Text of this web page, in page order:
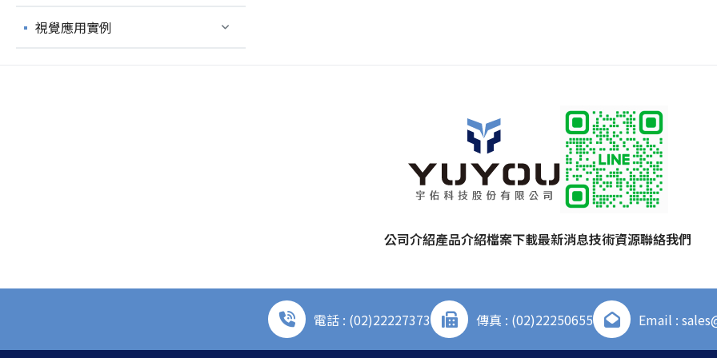
視覺應用實例
公司介紹產品介紹檔案下載最新消息技術資源聯絡我們
電話 : (02)22227373 傳真 : (02)22250655 Email :